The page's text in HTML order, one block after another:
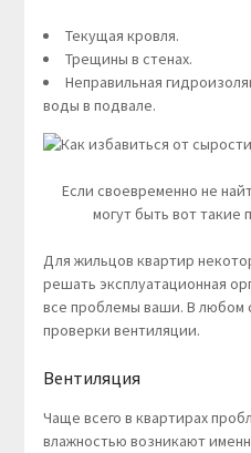
Текущая кровля.
Трещины в стенах.
Неправильная
воды в подвале.
Если своевременно не
могут быть вот такие
Для жильцов квартир
решать эксплуатационная
все проблемы ваши. В любом
проверки вентиляции.
Вентиляция
Чаще всего в квартирах
влажностью возникают